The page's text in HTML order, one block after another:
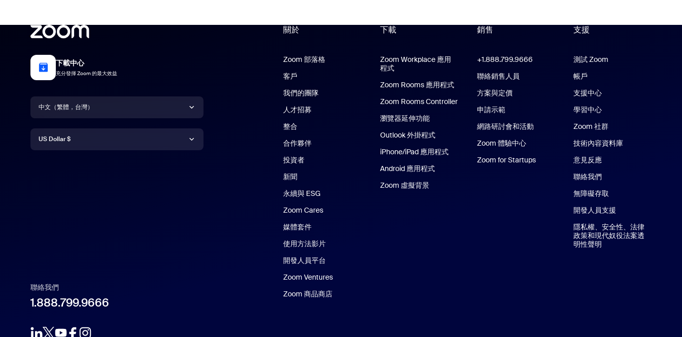
下載中心
充分發揮 Zoom 的最大效益
語言
中文（繁體，台灣）
Deutsch
Italiano
貨幣
US Dollar $
聯絡我們
1.888.799.9666
關於
Zoom 部落格
客戶
我們的團隊
人才招募
整合
合作夥伴
投資者
新聞
永續與 ESG
Zoom Cares
媒體套件
使用方法影片
開發人員平台
Zoom Ventures
Zoom 商品商店
下載
Zoom Workplace 應用
程式Zoom Workplace 應用程式
Zoom Rooms 應用程式Zoom Rooms 應用程式
Zoom Rooms Controller
瀏覽器延伸功能
Outlook 外掛程式
iPhone/iPad 應用程式iPhone/iPad 應用程式
Android 應用程式Android 應用程式
Zoom 虛擬背景
銷售
+1.888.799.9666 按一下以撥打電話
聯絡銷售人員
方案與定價
申請示範
網路研討會和活動
Zoom 體驗中心Zoom 體驗中心
Zoom for StartupsZoom for Startups
支援
支援
測試 Zoom
帳戶
支援中心
學習中心
Zoom 社群
技術內容資料庫
意見反應
聯絡我們
無障礙存取
開發人員支援
隱私權、安全性、法律
政策和現代奴役法案透
明性聲明